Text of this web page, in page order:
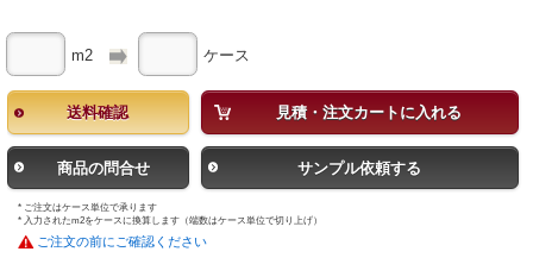
m2 ケース
送料確認 見積・注文カートに入れる
商品の問合せ サンプル依頼する
* ご注文はケース単位で承ります
* 入力されたm2をケースに換算します（端数はケース単位で切り上げ）
ご注文の前にご確認ください